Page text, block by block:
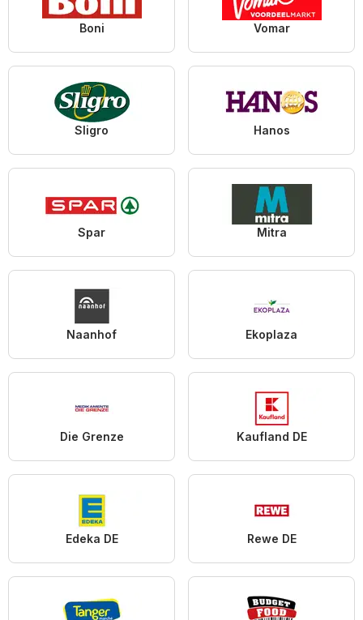
Boni Vomar
Sligro Hanos
Spar Mitra
Naanhof Ekoplaza
Die Grenze Kaufland DE
Edeka DE Rewe DE